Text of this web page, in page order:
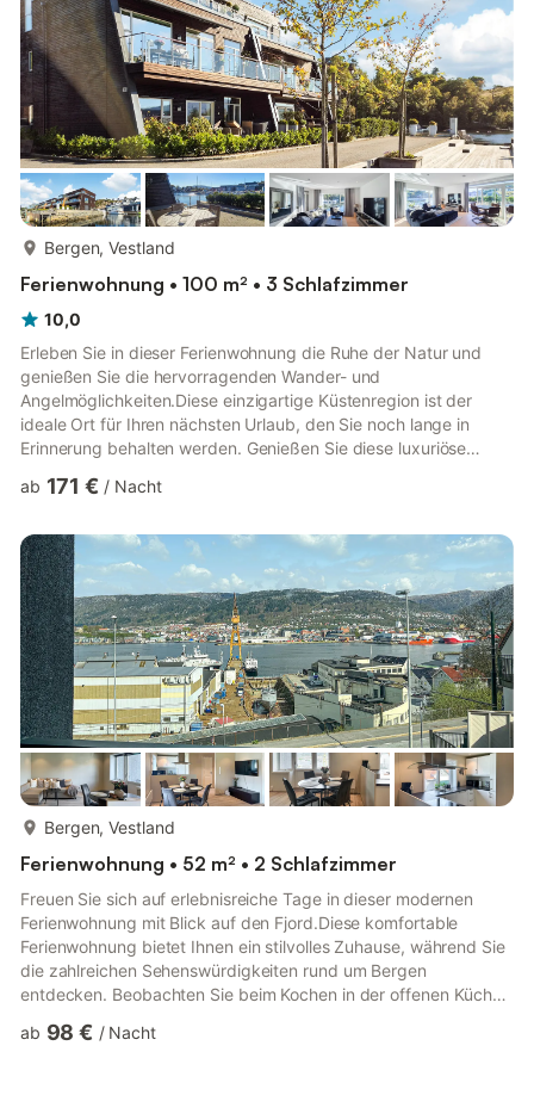
oder genießen Sie bei einer ...
Bergen, Vestland
Ferienwohnung • 100 m² • 3 Schlafzimmer
10,0
Erleben Sie in dieser Ferienwohnung die Ruhe der Natur und
genießen Sie die hervorragenden Wander- und
Angelmöglichkeiten.Diese einzigartige Küstenregion ist der
ideale Ort für Ihren nächsten Urlaub, den Sie noch lange in
Erinnerung behalten werden. Genießen Sie diese luxuriöse
Treten Sie vor die Tür und erleben Sie die frische Meeresluft.
auch eine traumhafte Außenfläche, die sich auf drei Seiten der
Wohnung erstreckt. Lassen Sie den Alltag hinter sich und
entspannen Sie a...
ab 171 € / Nacht
Bergen, Vestland
Ferienwohnung • 52 m² • 2 Schlafzimmer
Freuen Sie sich auf erlebnisreiche Tage in dieser modernen
Ferienwohnung mit Blick auf den Fjord.Diese komfortable
Ferienwohnung bietet Ihnen ein stilvolles Zuhause, während Sie
die zahlreichen Sehenswürdigkeiten rund um Bergen
entdecken. Beobachten Sie beim Kochen in der offenen Küche
Mahlzeiten den Blick auf den Stadtfjord. Machen Sie es sich
ab 98 € / Nacht